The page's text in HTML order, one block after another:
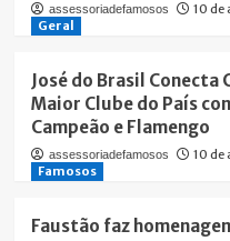
assessoriadefamosos
10 de
Geral
José do Brasil
Maior Clube do País
Campeão e Flamengo
assessoriadefamosos
10 de
Famosos
Faustão faz